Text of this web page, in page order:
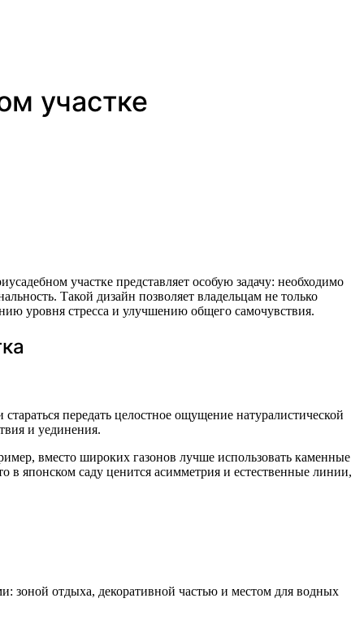
участке
Такой дизайн позволяет владельцам не только
уровня стресса и улучшению общего самочувствия.
передать целостное ощущение натуралистической
и уединения.
вместо широких газонов лучше использовать каменные
японском саду ценится асимметрия и естественные линии,
зоной отдыха, декоративной частью и местом для водных